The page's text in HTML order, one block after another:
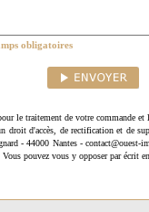
obligatoires
le traitement de votre commande
d'accès, de rectification et de
- 44000 Nantes -
pouvez vous y opposer par écrit